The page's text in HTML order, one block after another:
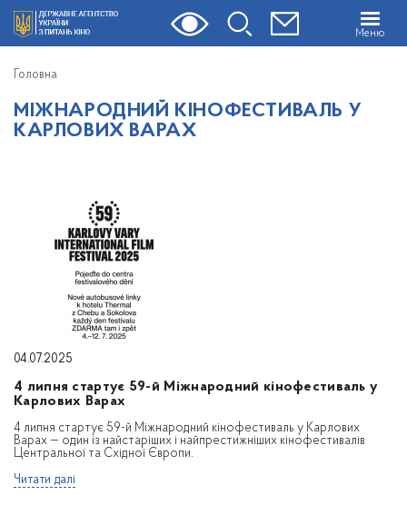
Меню
Головна
МІЖНАРОДНИЙ КІНОФЕСТИВАЛЬ У
КАРЛОВИХ ВАРАХ
04.07.2025
4 липня стартує 59-й Міжнародний кінофестиваль у
Карлових Варах
4 липня стартує 59-й Міжнародний кінофестиваль у Карлових
Варах — один із найстаріших і найпрестижніших кінофестивалів
Центральної та Східної Європи.
Читати далі